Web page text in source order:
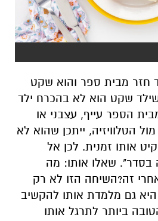
חזר מבית ספר והוא שקט
שקט הוא לא בהכרח ילד
הספר עייף, עצבני או
הטלוויזיה, ייתכן שהוא לא
אותו זמנית. לכן אל
בסדר". שאלו אותו: מה
זה?השיחה הזו לא רק
גם מלמדת אותו להקשיב
ביותר לתרגל אותו